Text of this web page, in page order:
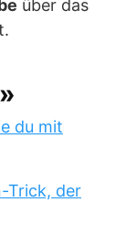
über das
du mit
Trick, der